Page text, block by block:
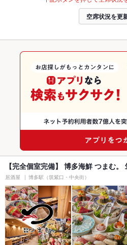
空席状況を更
【完全個室完備】 博多海鮮 つまむ。
居酒屋 博多駅（筑紫口・中央街）